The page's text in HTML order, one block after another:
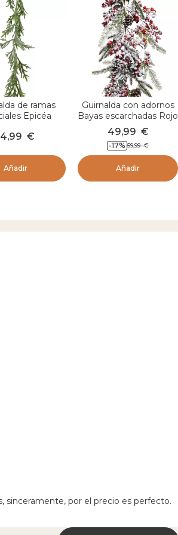
r
de ramas
Epicéa
€
Añadir
Guirnalda con adornos
Bayas escarchadas Rojo
49,99 €
-17% 59,99 €
Añadir
por el precio es perfecto.